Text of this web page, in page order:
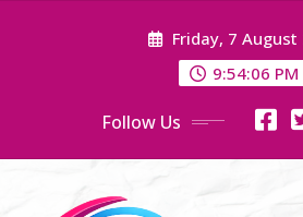
Friday, 7 August
9:54:07 PM
Follow Us